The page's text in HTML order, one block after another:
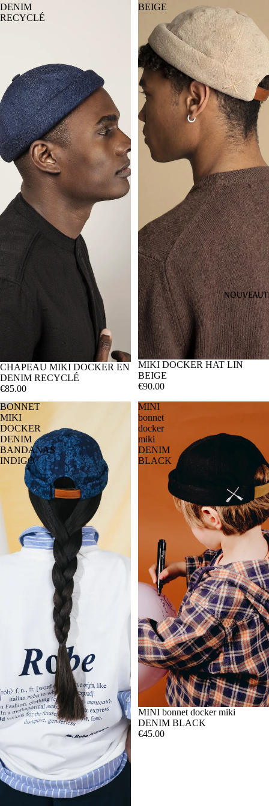
DENIM
RECYCLÉ
SOLD OUT
CHAPEAU MIKI DOCKER EN
DENIM RECYCLÉ
€85.00
BEIGE
MIKI DOCKER HAT LIN
BEIGE
€90.00
BONNET
MIKI
DOCKER
DENIM
BANDANAS
INDIGO
MINI
bonnet
docker
miki
DENIM
BLACK
MINI bonnet docker miki
DENIM BLACK
€45.00